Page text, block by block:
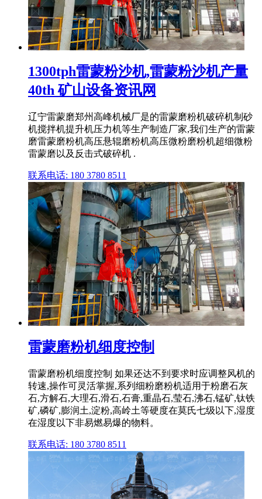
1300tph雷蒙粉沙机,雷蒙粉沙机产量
40th 矿山设备资讯网
辽宁雷蒙磨郑州高峰机械厂是的雷蒙磨粉机破碎机制砂
机搅拌机提升机压力机等生产制造厂家,我们生产的雷蒙
磨雷蒙磨粉机高压悬辊磨粉机高压微粉磨粉机超细微粉
雷蒙磨以及反击式破碎机 .
联系电话: 180 3780 8511
雷蒙磨粉机细度控制
雷蒙磨粉机细度控制 如果还达不到要求时应调整风机的
转速,操作可灵活掌握,系列细粉磨粉机适用于粉磨石灰
石,方解石,大理石,滑石,石膏,重晶石,莹石,沸石,锰矿,钛铁
矿,磷矿,膨润土,淀粉,高岭土等硬度在莫氏七级以下,湿度
在湿度以下非易燃易爆的物料。
联系电话: 180 3780 8511